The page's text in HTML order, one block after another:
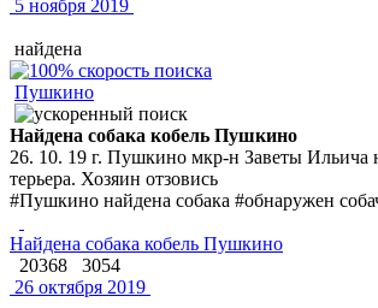
5 ноября 2019
найдена
Пушкино
Найдена собака кобель Пушкино
26. 10. 19 г. Пушкино мкр-н Заветы Ильича
терьера. Хозяин отзовись
#Пушкино найдена собака #обнаружен
Найдена собака кобель Пушкино
20368
3054
26 октября 2019